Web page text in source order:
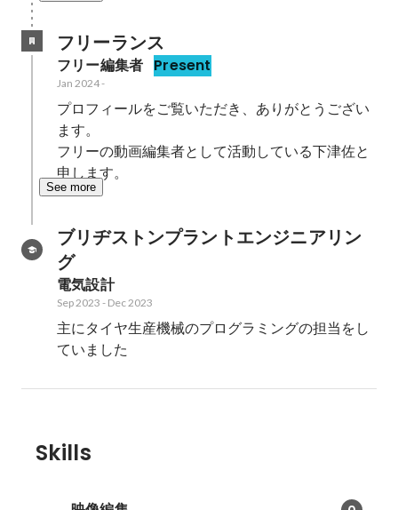
フリーランス
フリー編集者 Present
Jan 2024-
プロフィールをご覧いただき、ありがとうござい
ます。
フリーの動画編集者として活動している下津佐と
申します。
See more
ブリヂストンプラントエンジニアリン
グ
電気設計
Sep 2023 - Dec 2023
主にタイヤ生産機械のプログラミングの担当をし
ていました
Skills